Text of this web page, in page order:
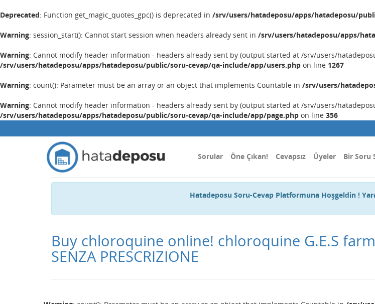
Deprecated: Function get_magic_quotes_gpc() is deprecated in /srv/users/hatadeposu/apps/hatadeposu/
Warning: session_start(): Cannot start session when headers already sent in /srv/users/hatadeposu/apps/
Warning: Cannot modify header information - headers already sent by (output started at /srv/users/
/srv/users/hatadeposu/apps/hatadeposu/public/soru-cevap/qa-include/app/users.php on line 1267
Warning: count(): Parameter must be an array or an object that implements Countable in /srv/users/
Warning: Cannot modify header information - headers already sent by (output started at /srv/users/
/srv/users/hatadeposu/apps/hatadeposu/public/soru-cevap/qa-include/app/page.php on line 356
Sorular Öne Çıkan! Cevapsız Üyeler Bir Soru
Hatadeposu Soru-Cevap Platformuna Hoşgeldin !
Buy chloroquine online! chloroquine G.E.S
SENZA PRESCRIZIONE